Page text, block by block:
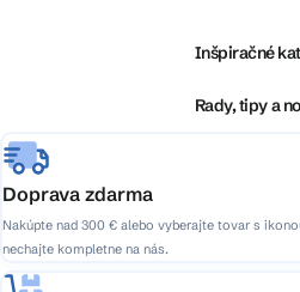
e
Inšpiračné
Rady, tipy a
Doprava zdarma
Nakúpte nad 300 € alebo vyberajte tovar s
nechajte kompletne na nás.